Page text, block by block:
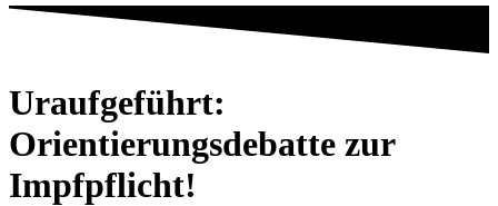
Uraufgeführt:
Orientierungsdebatte zur
Impfpflicht!